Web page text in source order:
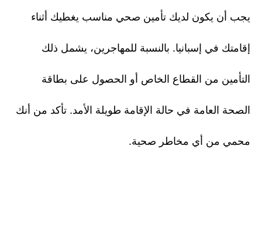
يجب أن يكون لديك تأمين صحي مناسب يغطيك أثناء
إقامتك في إسبانيا. بالنسبة للمهاجرين، يشمل ذلك
التأمين من القطاع الخاص أو الحصول على بطاقة
الصحة العامة في حالة الإقامة طويلة الأمد. تأكد من أنك
محمي من أي مخاطر صحية.